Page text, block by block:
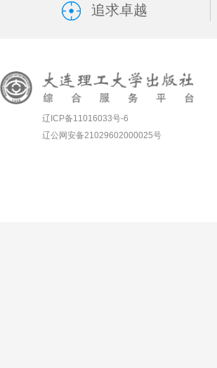
追求卓越
辽ICP备11016033号-6
辽公网安备21029602000025号